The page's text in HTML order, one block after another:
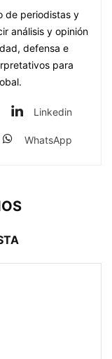
de periodistas y
análisis y opinión
defensa e
para
Linkedin
WhatsApp